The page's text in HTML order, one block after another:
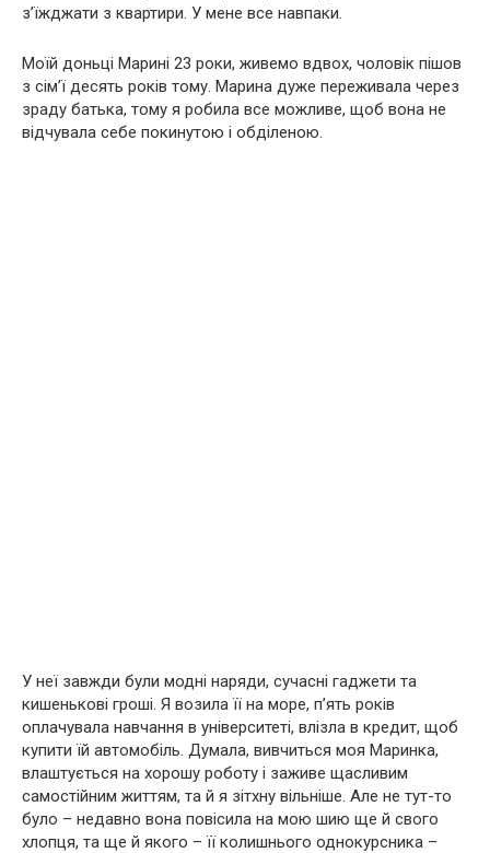
з’їжджати з квартири. У мене все навпаки.
Моїй доньці Марині 23 роки, живемо вдвох, чоловік пішов
з сім’ї десять років тому. Марина дуже переживала через
зраду батька, тому я робила все можливе, щоб вона не
відчувала себе покинутою і обділеною.
У неї завжди були модні наряди, сучасні гаджети та
кишенькові гроші. Я возила її на море, п’ять років
оплачувала навчання в університеті, влізла в кредит, щоб
купити їй автомобіль. Думала, вивчиться моя Маринка,
влаштується на хорошу роботу і заживе щасливим
самостійним життям, та й я зітхну вільніше. Але не тут-то
було – недавно вона повісила на мою шию ще й свого
хлопця, та ще й якого – її колишнього однокурсника –